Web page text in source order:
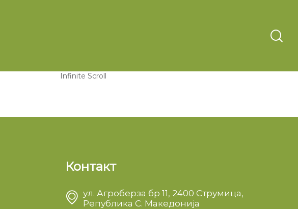
Infinite Scroll
Контакт
ул. Агроберза бр 11, 2400 Струмица,
Република С. Македонија